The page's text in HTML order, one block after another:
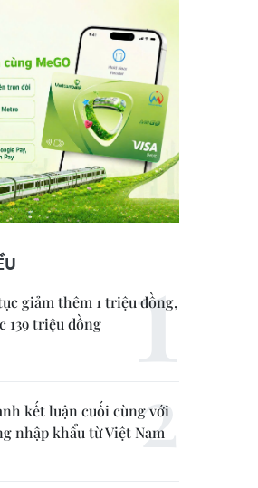
giảm thêm 1 triệu đồng,
139 triệu đồng
kết luận cuối cùng với
nhập khẩu từ Việt Nam